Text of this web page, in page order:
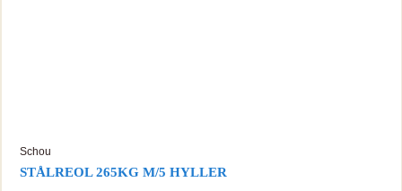
Schou
STÅLREOL 265KG M/5 HYLLER